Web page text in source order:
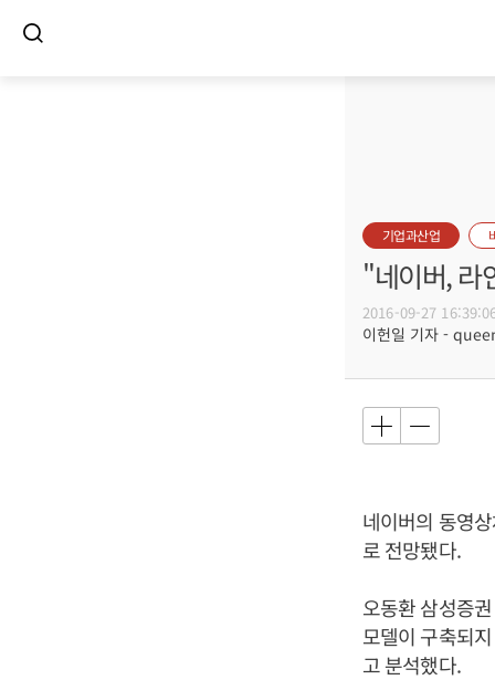
기업과산업
"네이버, 라
2016-09-27
이헌일 기자 -
네이버의 동영
로 전망됐다.
오동환 삼성증
모델이 구축되
고 분석했다.